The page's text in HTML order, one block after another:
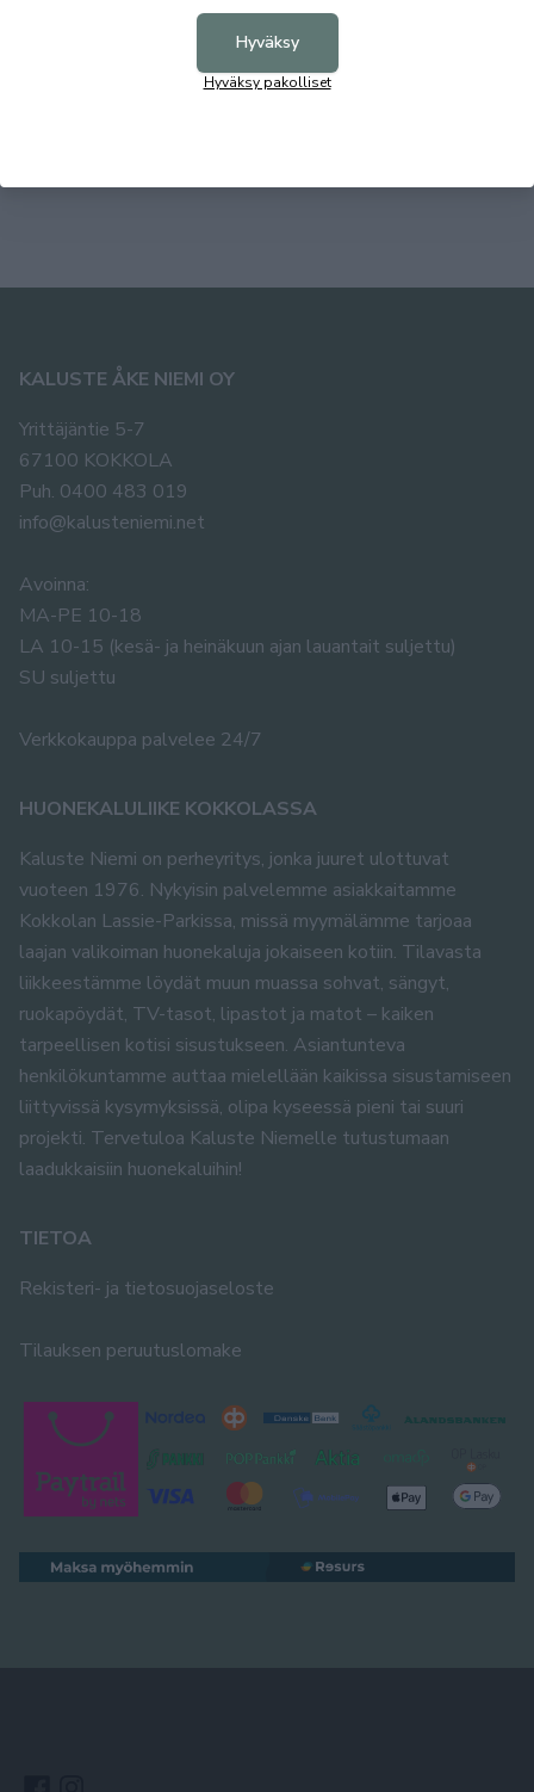
Duncan rahi vaaleanharmaa, Rowico
KALUSTE ÅKE NIEMI OY
Yrittäjäntie 5-7
67100 KOKKOLA
Puh. 0400 483 019
info@kalusteniemi.net
Avoinna:
MA-PE 10-18
LA 10-15 (kesä- ja heinäkuun ajan lauantait suljettu)
SU suljettu
Verkkokauppa palvelee 24/7
HUONEKALULIIKE KOKKOLASSA
Kaluste Niemi on perheyritys, jonka juuret ulottuvat
vuoteen 1976. Nykyisin palvelemme asiakkaitamme
Kokkolan Lassie-Parkissa, missä myymälämme tarjoaa
laajan valikoiman huonekaluja jokaiseen kotiin. Tilavasta
liikkeestämme löydät muun muassa sohvat, sängyt,
ruokapöydät, TV-tasot, lipastot ja matot – kaiken
tarpeellisen kotisi sisustukseen. Asiantunteva
henkilökuntamme auttaa mielellään kaikissa sisustamiseen
liittyvissä kysymyksissä, olipa kyseessä pieni tai suuri
projekti. Tervetuloa Kaluste Niemelle tutustumaan
laadukkaisiin huonekaluihin!
TIETOA
Rekisteri- ja tietosuojaseloste
Tilauksen peruutuslomake
Hyväksy
Hyväksy pakolliset